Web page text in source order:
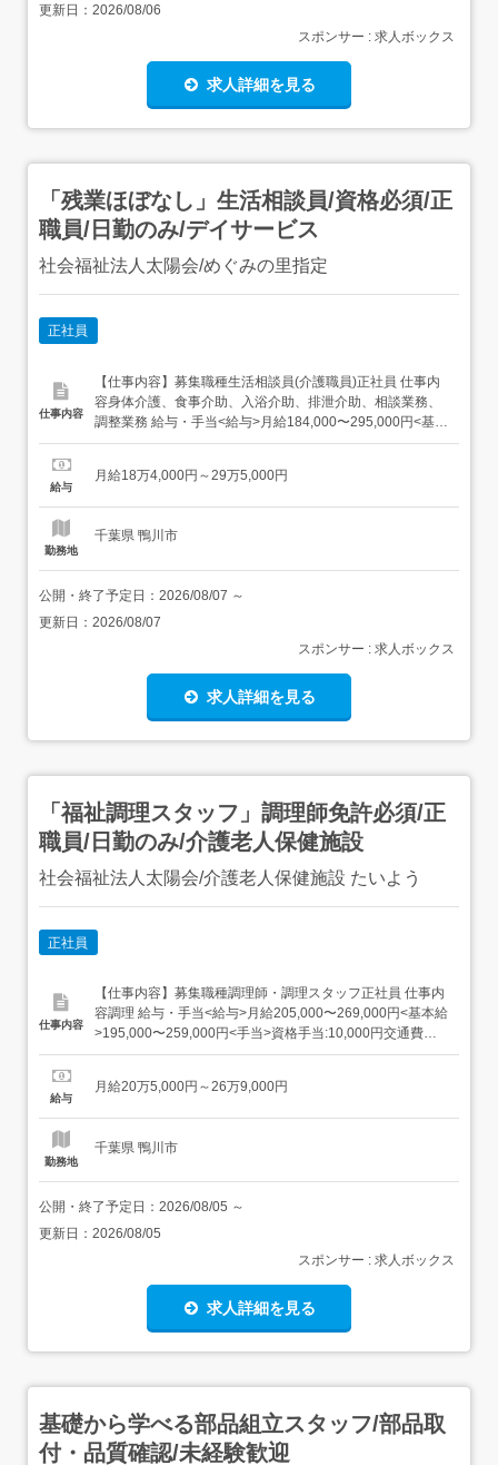
更新日： 2026/08/06
スポンサー : 求人ボックス
求人詳細を見る
「残業ほぼなし」生活相談員/資格必須/正
職員/日勤のみ/デイサービス
社会福祉法人太陽会/めぐみの里指定
正社員
仕事内容
【仕事内容】募集職種生活相談員(介護職員)正社員 仕事内
容身体介護、食事介助、入浴介助、排泄介助、相談業務、
調整業務 給与・手当<給与>月給184,000〜295,000円<基本
給>170,000〜280,000円<手当>交通費支給:実費(上限あり)
扶養手当:0～14,000円住宅手当:0...
給与
月給18万4,000円～29万5,000円
勤務地
千葉県 鴨川市
公開・終了予定日： 2026/08/07 ～
更新日： 2026/08/07
スポンサー : 求人ボックス
求人詳細を見る
「福祉調理スタッフ」調理師免許必須/正
職員/日勤のみ/介護老人保健施設
社会福祉法人太陽会/介護老人保健施設 たいよう
正社員
仕事内容
【仕事内容】募集職種調理師・調理スタッフ正社員 仕事内
容調理 給与・手当<給与>月給205,000〜269,000円<基本給
>195,000〜259,000円<手当>資格手当:10,000円交通費支
給:実費(上限あり)交通費支給月額:50,000円扶養手当:0～
み<賞与>賞与あり...
給与
月給20万5,000円～26万9,000円
勤務地
千葉県 鴨川市
公開・終了予定日： 2026/08/05 ～
更新日： 2026/08/05
スポンサー : 求人ボックス
求人詳細を見る
基礎から学べる部品組立スタッフ/部品取
付・品質確認/未経験歓迎